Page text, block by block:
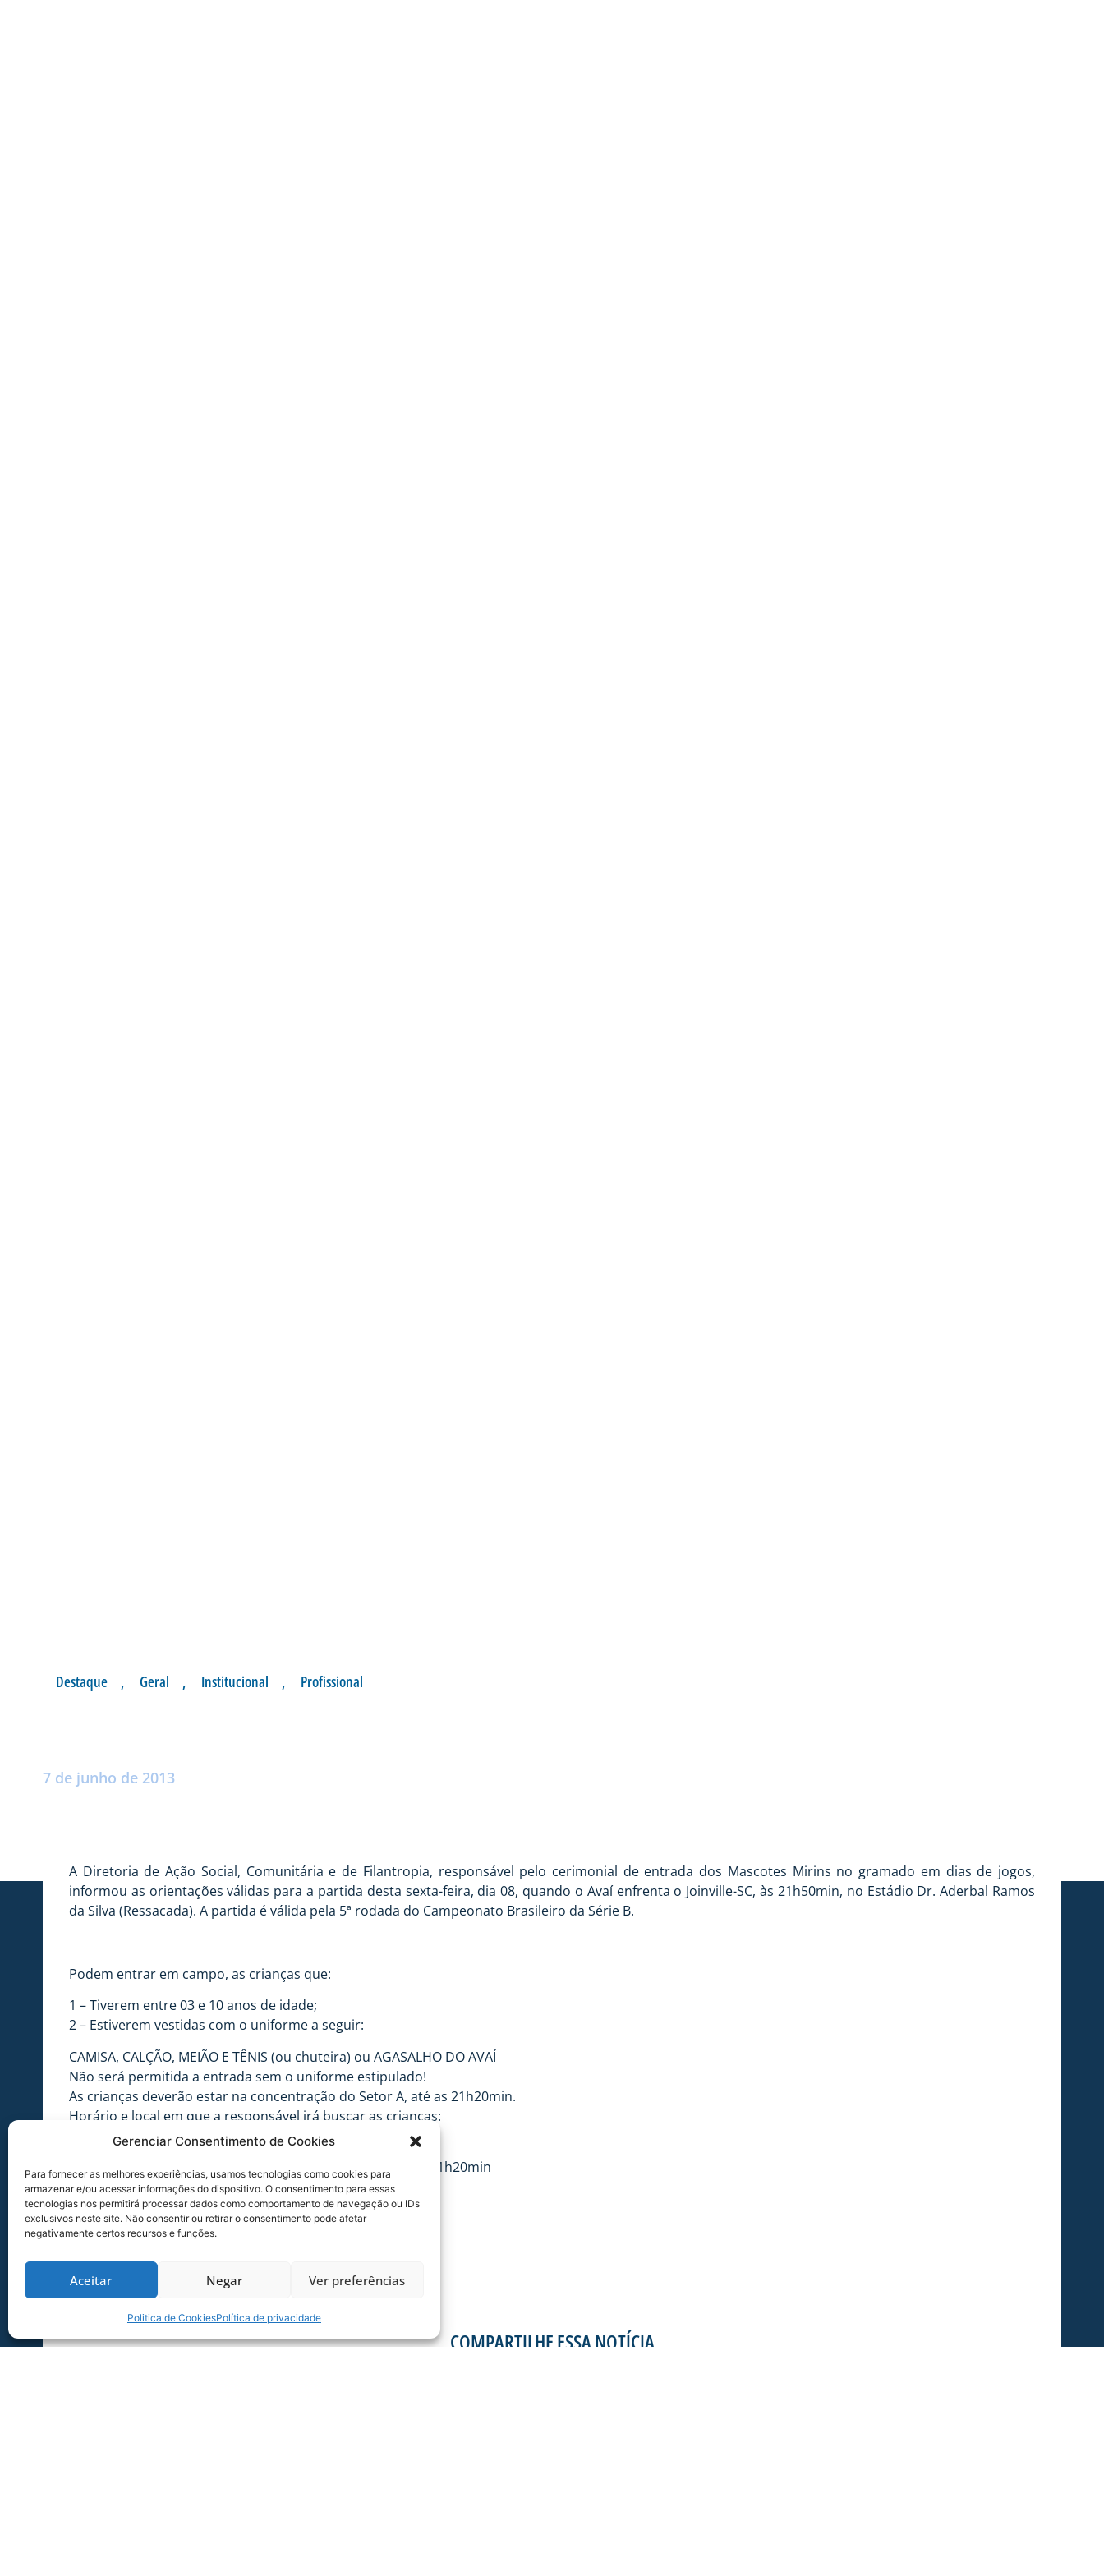
Gerenciar Consentimento de Cookies
Para fornecer as melhores experiências, usamos tecnologias como cookies para
armazenar e/ou acessar informações do dispositivo. O consentimento para essas
tecnologias nos permitirá processar dados como comportamento de navegação ou IDs
exclusivos neste site. Não consentir ou retirar o consentimento pode afetar
negativamente certos recursos e funções.
Aceitar Negar Ver preferências
Politica de CookiesPolítica de privacidade
Destaque , Geral , Institucional , Profissional
7 de junho de 2013
A Diretoria de Ação Social, Comunitária e de Filantropia, responsável pelo cerimonial de entrada dos Mascotes Mirins no gramado em dias de jogos,
informou as orientações válidas para a partida desta sexta-feira, dia 08, quando o Avaí enfrenta o Joinville-SC, às 21h50min, no Estádio Dr. Aderbal Ramos
da Silva (Ressacada). A partida é válida pela 5ª rodada do Campeonato Brasileiro da Série B.
Podem entrar em campo, as crianças que:
1 – Tiverem entre 03 e 10 anos de idade;
2 – Estiverem vestidas com o uniforme a seguir:
CAMISA, CALÇÃO, MEIÃO E TÊNIS (ou chuteira) ou AGASALHO DO AVAÍ
Não será permitida a entrada sem o uniforme estipulado!
As crianças deverão estar na concentração do Setor A, até as 21h20min.
Horário e local em que a responsável irá buscar as crianças:
Setor A: Dirigir-se ao local, sozinhos até as 21h20min.
Setor B (Grade de divisa entre o Setor A e B): 20h45min às 21h20min
Setores C/D/E (Saída 3): 20h45min às 21h20min
Setores H (Costeirinha): 20h45min às 21h20min
Organização dos Mascotinhos Avaianos
Maria Helena (Colaboradora) – 9947-6515
Nesi Furlani (Diretora Social) – 9981-0762
COMPARTILHE ESSA NOTÍCIA